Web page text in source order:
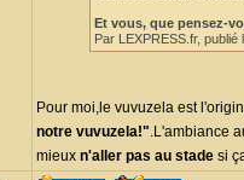
Et vous, que pensez-
Par LEXPRESS.fr, publié
Pour moi,le vuvuzela est
notre vuvuzela!".L'ambiance
mieux n'aller pas au stade si